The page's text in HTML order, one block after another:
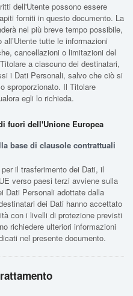
dell'Utente possono essere
forniti in questo documento. La
nel più breve tempo possibile,
tutte le informazioni
cancellazioni o limitazioni del
a ciascuno dei destinatari,
i Dati Personali, salvo che ciò si
sproporzionato. Il Titolare
egli lo richieda.
fuori dell'Unione Europea
base di clausole contrattuali
il trasferimento dei Dati, il
verso paesi terzi avviene sulla
Dati Personali adottate dalla
dei Dati hanno accettato
con i livelli di protezione previsti
richiedere ulteriori informazioni
nel presente documento.